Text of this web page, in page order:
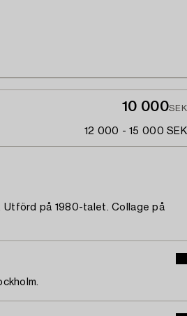
10 000SEK
12 000 - 15 000 SEK
Utförd på 1980-talet. Collage på